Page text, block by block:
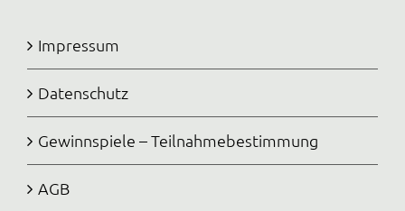
Impressum
Datenschutz
Gewinnspiele – Teilnahmebestimmung
AGB